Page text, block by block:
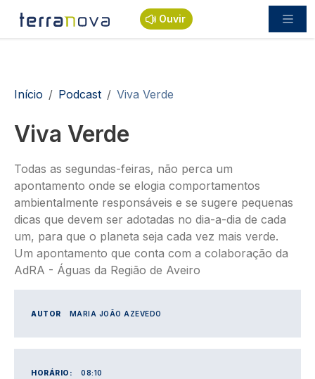
Passar para o conteúdo principal
Ouvir
Navegação estrutural
Início Podcast Viva Verde
Viva Verde
Todas as segundas-feiras, não perca um
apontamento onde se elogia comportamentos
ambientalmente responsáveis e se sugere pequenas
dicas que devem ser adotadas no dia-a-dia de cada
um, para que o planeta seja cada vez mais verde.
Um apontamento que conta com a colaboração da
AdRA - Águas da Região de Aveiro
AUTOR MARIA JOÃO AZEVEDO
HORÁRIO:
08:10